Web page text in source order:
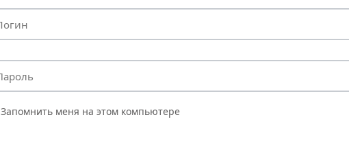
Запомнить меня на этом компьютере